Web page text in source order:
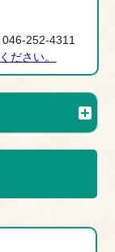
252-4311
ださい。